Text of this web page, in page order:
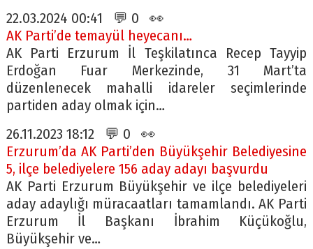
22.03.2024 00:41 💬 0 👀
AK Parti’de temayül heyecanı…
AK Parti Erzurum İl Teşkilatınca Recep Tayyip
Erdoğan Fuar Merkezinde, 31 Mart’ta
düzenlenecek mahalli idareler seçimlerinde
partiden aday olmak için…
26.11.2023 18:12 💬 0 👀
Erzurum’da AK Parti’den Büyükşehir Belediyesine
5, ilçe belediyelere 156 aday adayı başvurdu
AK Parti Erzurum Büyükşehir ve ilçe belediyeleri
aday adaylığı müracaatları tamamlandı. AK Parti
Erzurum İl Başkanı İbrahim Küçükoğlu,
Büyükşehir ve…